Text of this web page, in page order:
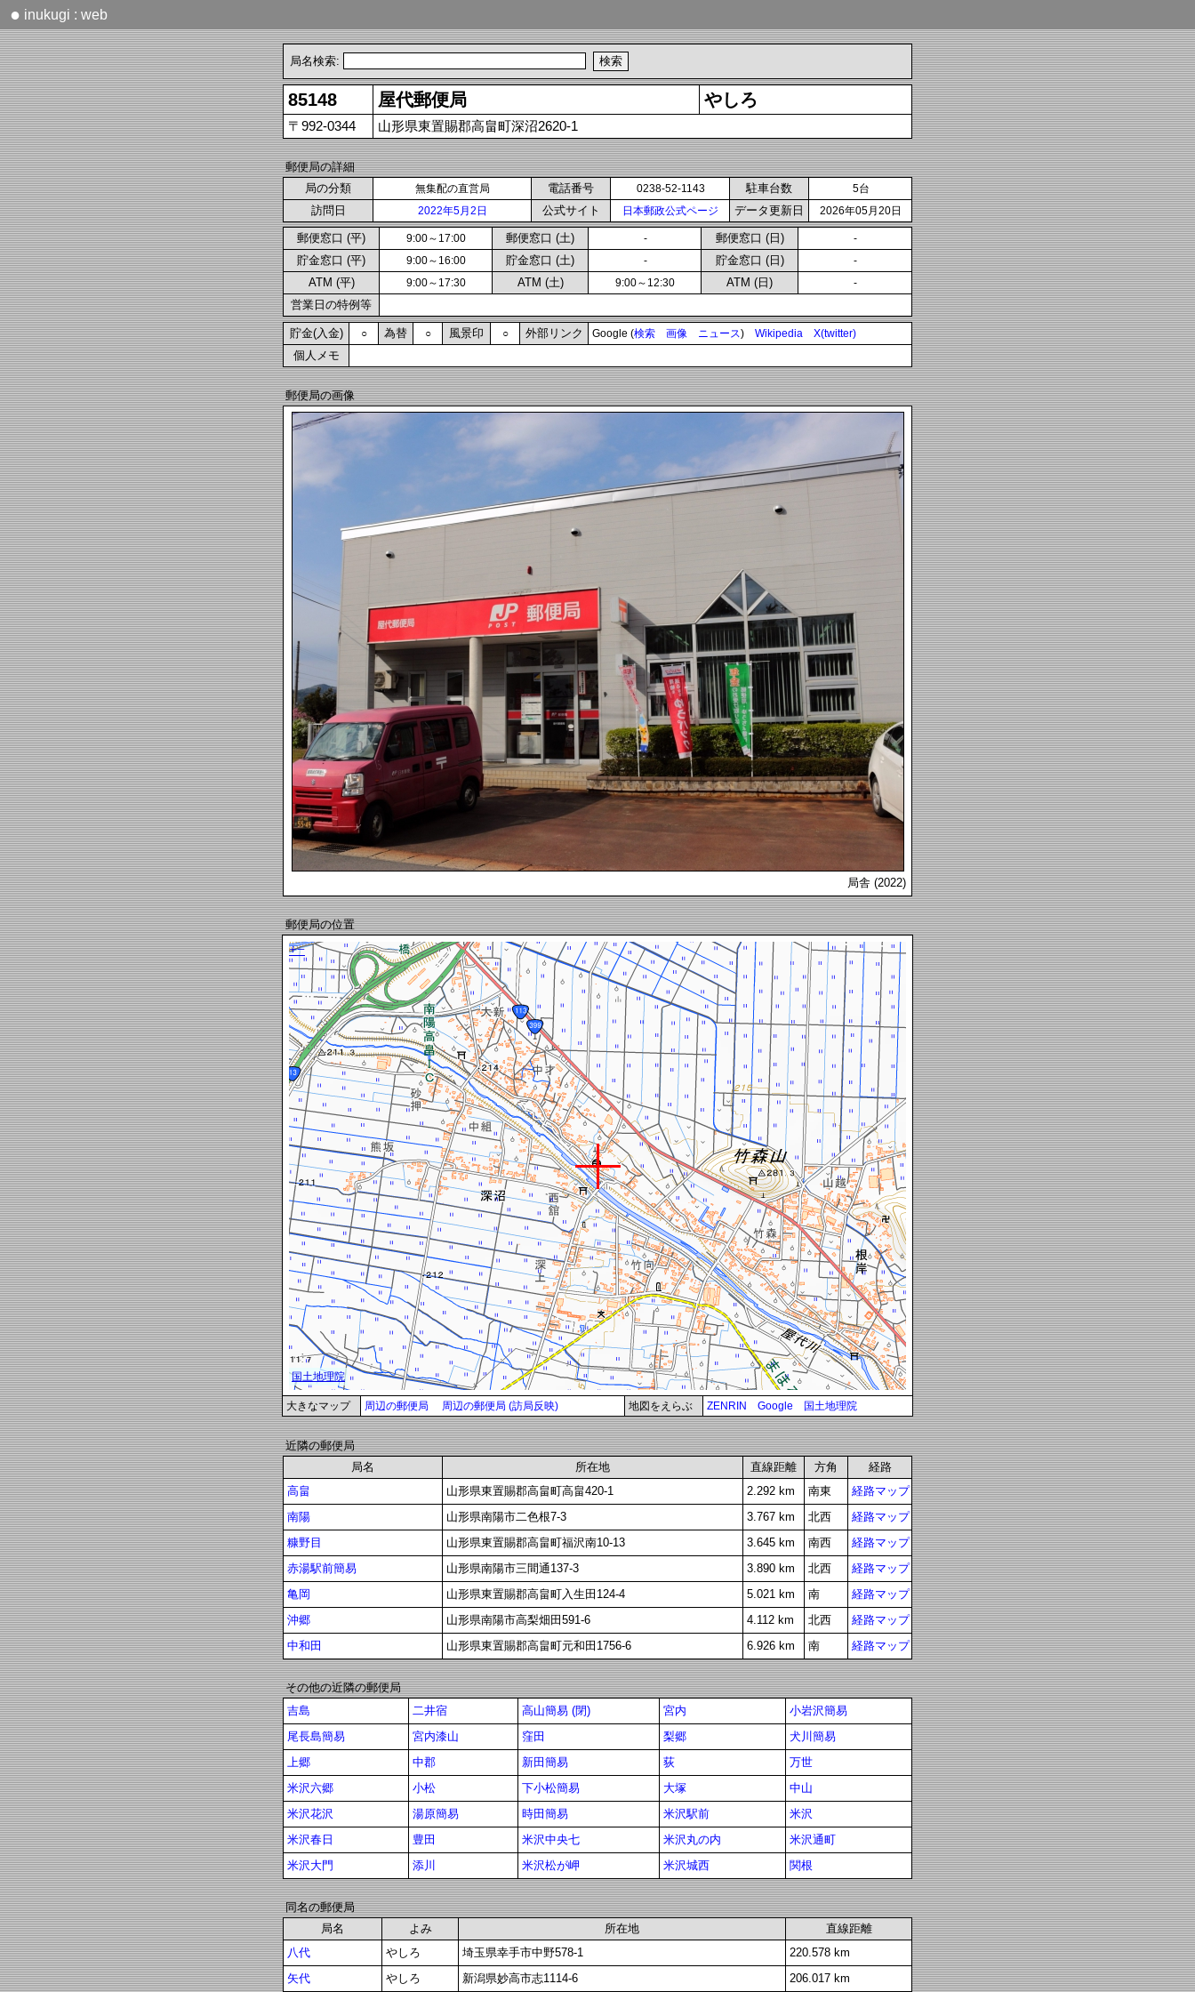
● inukugi : web
局名検索:
85148 屋代郵便局 やしろ
〒992-0344 山形県東置賜郡高畠町深沼2620-1
郵便局の詳細
局の分類
無集配の直営局 電話番号 0238-52-1143 駐車台数 5台
訪問日 2022年5月2日 公式サイト 日本郵政公式ページ データ更新日 2026年05月20日
郵便窓口 (平) 9:00～17:00 郵便窓口 (土) - 郵便窓口 (日) -
貯金窓口 (平) 9:00～16:00 貯金窓口 (土) - 貯金窓口 (日) -
ATM (平) 9:00～17:30 ATM (土) 9:00～12:30 ATM (日) -
営業日の特例等
貯金(入金) ○ 為替 ○ 風景印 ○ 外部リンク Google (検索 画像 ニュース) Wikipedia X(twitter)
個人メモ
郵便局の画像
局舎 (2022)
郵便局の位置
大きなマップ 周辺の郵便局 周辺の郵便局 (訪局反映) 地図をえらぶ ZENRIN Google 国土地理院
近隣の郵便局
局名
所在地 直線距離 方角
経路
高畠
山形県東置賜郡高畠町高畠420-1 2.292 km 南東
経路マップ
南陽
山形県南陽市二色根7-3 3.767 km 北西
経路マップ
糠野目
山形県東置賜郡高畠町福沢南10-13 3.645 km 南西
経路マップ
赤湯駅前簡易
山形県南陽市三間通137-3 3.890 km 北西
経路マップ
亀岡
山形県東置賜郡高畠町入生田124-4 5.021 km 南
経路マップ
沖郷
山形県南陽市高梨畑田591-6 4.112 km 北西
経路マップ
中和田
山形県東置賜郡高畠町元和田1756-6 6.926 km 南 経路マップ
その他の近隣の郵便局
吉島
二井宿 高山簡易 (閉) 宮内
小岩沢簡易
尾長島簡易
宮内漆山 窪田 梨郷
犬川簡易
上郷
中郡 新田簡易 荻
万世
米沢六郷
小松 下小松簡易 大塚
中山
米沢花沢
湯原簡易 時田簡易 米沢駅前
米沢
米沢春日
豊田 米沢中央七 米沢丸の内
米沢通町
米沢大門
添川 米沢松が岬 米沢城西 関根
同名の郵便局
局名
よみ 所在地
直線距離
八代
やしろ 埼玉県幸手市中野578-1
220.578 km
矢代
やしろ 新潟県妙高市志1114-6 206.017 km